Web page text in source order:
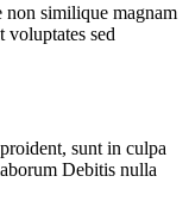
non similique magnam
voluptates sed
sunt in culpa
Debitis nulla